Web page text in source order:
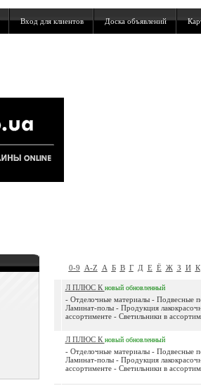
Вход для клиентов Доска объявлений
0-9 A-Z А Б В Г Д Е Ё Ж З И К
Л ПЛЮС К новый обновленный
- Отделочные материалы - Подвесные
Ламинат-полы - Продукция
ассортименте - Светильники в
Л ПЛЮС К новый обновленный
- Отделочные материалы - Подвесные
Ламинат-полы - Продукция
ассортименте - Светильники в